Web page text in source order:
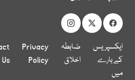
ایکسپریس
کے بارے
میں
ضابطہ
اخلاق
Privacy
Policy
Us